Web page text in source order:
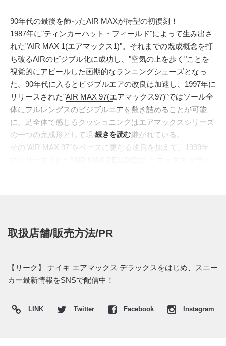
90年代の最後を飾ったAIR MAXが待望の初復刻！
1987年に"ティンカーハット・フィールド"によって生み出さ
れた"AIR MAX 1(エアマックス1)"。それまでの既成概念を打
ち破るAIRのビジブル化に成功し、"空気の上を歩く"ことを
視覚的にアピールした画期的なランニングシューズとなっ
た。90年代に入るとビジブルエアの改良は加速し、1997年に
リリースされた"AIR MAX 97(エアマックス97)"ではソール全
体にフルレングスのビジブルエアを敷き詰めることが可能
に。足全体で感じるクッショニングはエアマックスシリーズ
の一つの完成形として現在まで受け継がれている。
その"AIR MAX 97"をベースに更なる改良を加えて、1999年
トなシルエットへと刷新された。当時ランナー志向を掲げた
新たな情報が入り次第、スニーカーウォーズで報告したいと
思う。
続きを読む
取扱店舗/販売方法/PR
【リーク】 ナイキ エアマックス デラックスをはじめ、スニー
カー最新情報をSNSで配信中！
LINK Twitter Facebook Instagram